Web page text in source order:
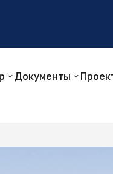
Документы